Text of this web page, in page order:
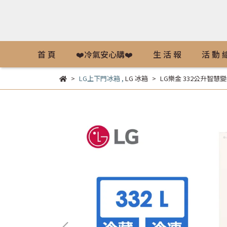
首 頁 ❤️冷氣安心購❤️ 生 活 報 活 動
LG上下門冰箱 , LG 冰箱 LG樂金 332公升智慧